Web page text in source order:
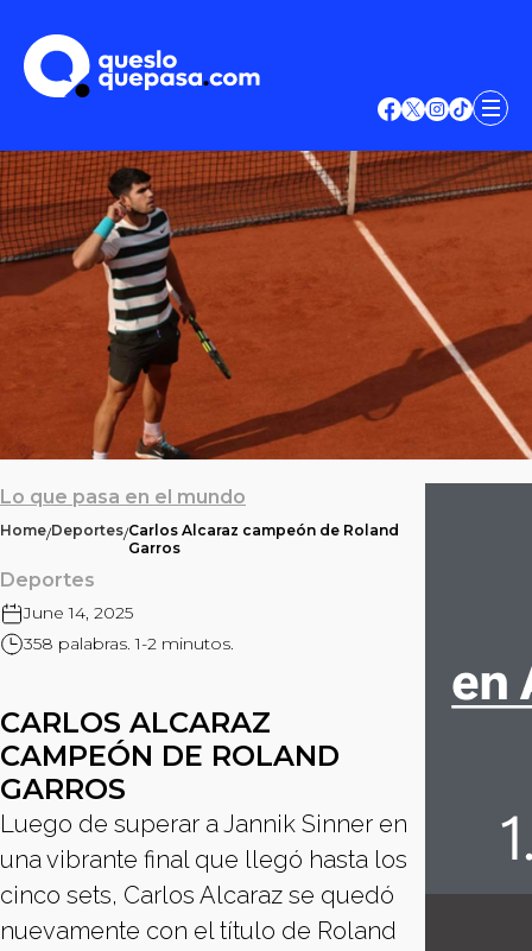
Lo que pasa en el mundo
Home/Deportes/Carlos Alcaraz campeón de Roland
Garros
Deportes
June 14, 2025
358 palabras. 1-2 minutos.
CARLOS ALCARAZ
CAMPEÓN DE ROLAND
GARROS
Luego de superar a Jannik Sinner en
una vibrante final que llegó hasta los
cinco sets, Carlos Alcaraz se quedó
nuevamente con el título de Roland